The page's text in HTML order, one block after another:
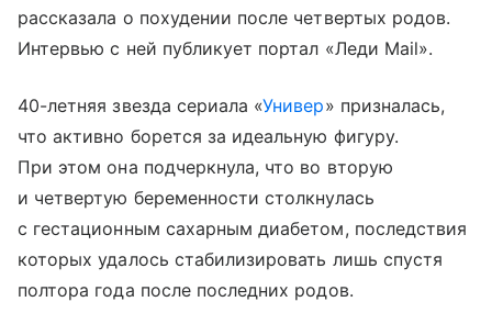
рассказала о похудении после четвертых родов.
Интервью с ней публикует портал «Леди Mail».
40-летняя звезда сериала «Универ» призналась,
что активно борется за идеальную фигуру.
При этом она подчеркнула, что во вторую
и четвертую беременности столкнулась
с гестационным сахарным диабетом, последствия
которых удалось стабилизировать лишь спустя
полтора года после последних родов.